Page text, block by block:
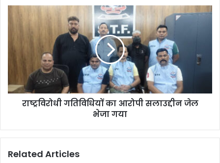
राष्ट्रविरोधी गतिविधियों का आरोपी सलाउद्दीन जेल
भेजा गया
Related Articles